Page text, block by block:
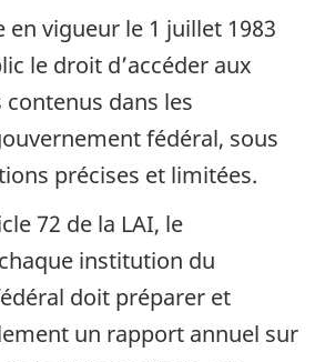
en vigueur le 1 juillet 1983
le droit d’accéder aux
dans les
fédéral, sous
précises et limitées.
72 de la LAI, le
institution du
doit préparer et
un rapport annuel sur